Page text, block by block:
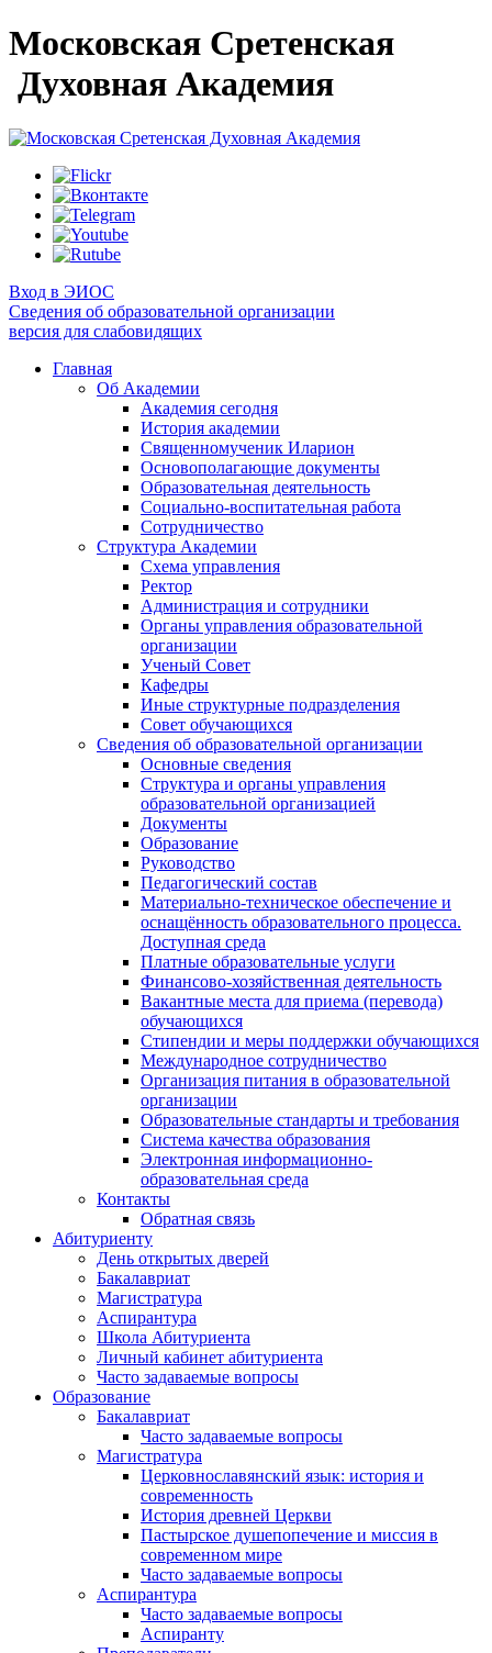
Московская Сретенская
Духовная Академия
Вход в ЭИОС
Сведения об образовательной организации
версия для слабовидящих
Главная
Об Академии
Академия сегодня
История академии
Священномученик Иларион
Основополагающие документы
Образовательная деятельность
Социально-воспитательная работа
Сотрудничество
Структура Академии
Схема управления
Ректор
Администрация и сотрудники
Органы управления образовательной
организации
Ученый Совет
Кафедры
Иные структурные подразделения
Совет обучающихся
Сведения об образовательной организации
Основные сведения
Структура и органы управления
образовательной организацией
Документы
Образование
Руководство
Педагогический состав
Материально-техническое обеспечение и
оснащённость образовательного процесса.
Доступная среда
Платные образовательные услуги
Финансово-хозяйственная деятельность
Вакантные места для приема (перевода)
обучающихся
Стипендии и меры поддержки обучающихся
Международное сотрудничество
Организация питания в образовательной
организации
Образовательные стандарты и требования
Система качества образования
Электронная информационно-
образовательная среда
Контакты
Обратная связь
Абитуриенту
День открытых дверей
Бакалавриат
Магистратура
Аспирантура
Школа Абитуриента
Личный кабинет абитуриента
Часто задаваемые вопросы
Образование
Бакалавриат
Часто задаваемые вопросы
Магистратура
Церковнославянский язык: история и
современность
История древней Церкви
Пастырское душепопечение и миссия в
современном мире
Часто задаваемые вопросы
Аспирантура
Часто задаваемые вопросы
Аспиранту